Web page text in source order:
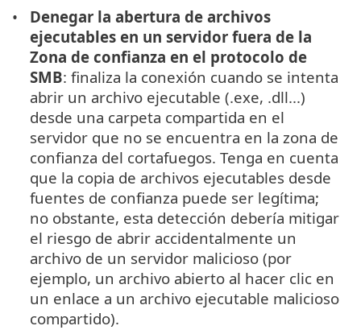
Denegar la abertura de archivos
ejecutables en un servidor fuera de la
Zona de confianza en el protocolo de
SMB: finaliza la conexión cuando se intenta
abrir un archivo ejecutable (.exe, .dll...)
desde una carpeta compartida en el
servidor que no se encuentra en la zona de
confianza del cortafuegos. Tenga en cuenta
que la copia de archivos ejecutables desde
fuentes de confianza puede ser legítima;
no obstante, esta detección debería mitigar
el riesgo de abrir accidentalmente un
archivo de un servidor malicioso (por
ejemplo, un archivo abierto al hacer clic en
un enlace a un archivo ejecutable malicioso
compartido).